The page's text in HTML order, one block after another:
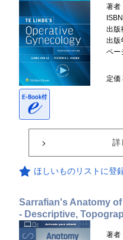
著者
ISBN
出版
出版
ペー
定価
詳
ほしいものリストに登
Sarrafian's Anatomy
- Descriptive,
著者